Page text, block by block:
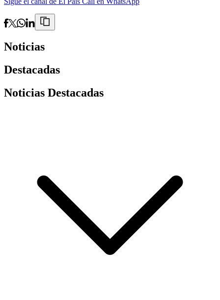
Noticias
Destacadas
Noticias Destacadas